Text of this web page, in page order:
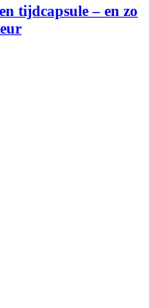
tijdcapsule – en zo